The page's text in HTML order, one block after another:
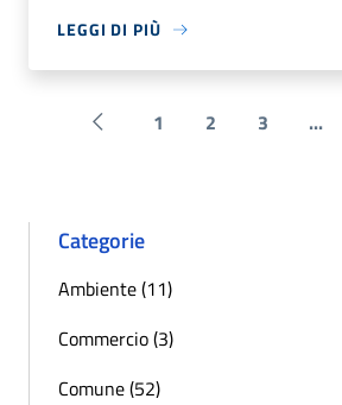
LEGGI DI PIÙ
Pagina precedente
1 2 3 ...
Categorie
Ambiente (11)
Commercio (3)
Comune (52)